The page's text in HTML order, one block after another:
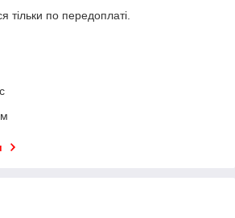
тільки по передоплаті.